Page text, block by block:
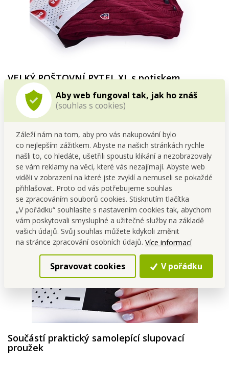
Aby web fungoval tak, jak ho znáš
(souhlas s cookies)
Záleží nám na tom, aby pro vás nakupování bylo
co nejlepším zážitkem. Abyste na našich stránkách rychle
našli to, co hledáte, ušetřili spoustu klikání a nezobrazovaly
se vám reklamy na věci, které vás nezajímají. Abyste web
viděli v zobrazení na které jste zvyklí a nemuseli se pokaždé
přihlašovat. Proto od vás potřebujeme souhlas
se zpracováním souborů cookies. Stisknutím tlačítka
„V pořádku“ souhlasíte s nastavením cookies tak, abychom
vám poskytovali smysluplné a užitečné služby na základě
vašich údajů. Svůj souhlas můžete kdykoli změnit
na stránce zpracování osobních údajů. Více informací
Spravovat cookies V pořádku
VELKÝ POŠTOVNÍ PYTEL XL s potiskem
pružný při balení
lze na něj
poskytne tvé zásilceochranu proti vlhkosti
nečistotám a prachu.
Součástí praktický samolepící slupovací
proužek